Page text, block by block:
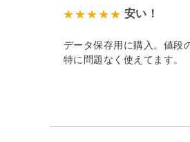
安い！
データ保存用に購入。値段
特に問題なく使えてます。